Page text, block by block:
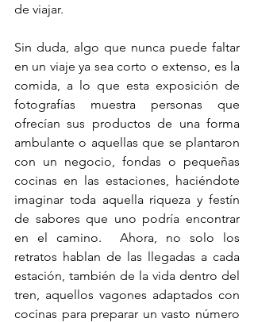
de viajar.
Sin duda, algo que nunca puede faltar
en un viaje ya sea corto o extenso, es la
comida, a lo que esta exposición de
fotografías muestra personas que
ofrecían sus productos de una forma
ambulante o aquellas que se plantaron
con un negocio, fondas o pequeñas
cocinas en las estaciones, haciéndote
imaginar toda aquella riqueza y festín
de sabores que uno podría encontrar
en el camino.  Ahora, no solo los
retratos hablan de las llegadas a cada
estación, también de la vida dentro del
tren, aquellos vagones adaptados con
cocinas para preparar un vasto número